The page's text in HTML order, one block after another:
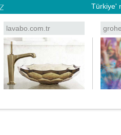
Türkiye'
lavabo.com.tr